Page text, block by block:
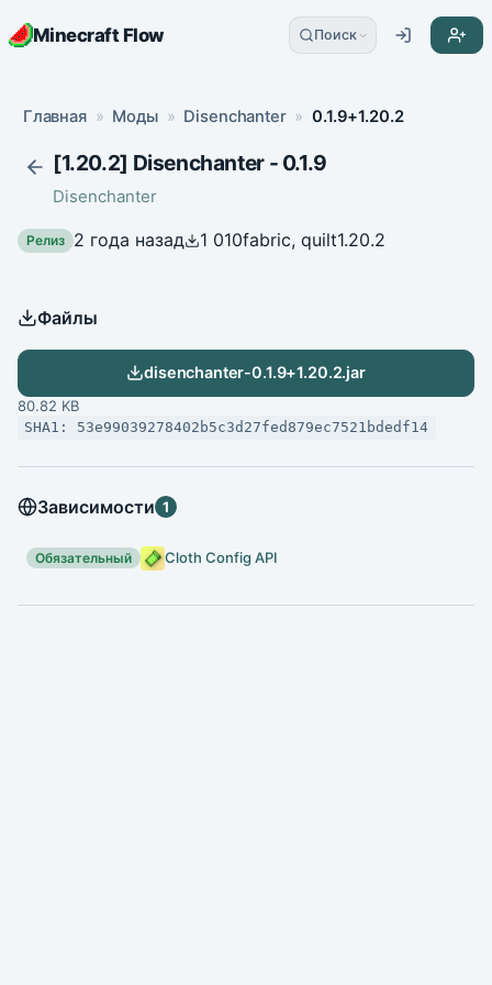
Minecraft Flow Поиск
Главная » Моды » Disenchanter » 0.1.9+1.20.2
[1.20.2] Disenchanter - 0.1.9
Disenchanter
Релиз 2 года назад 1 010fabric, quilt1.20.2
Файлы
disenchanter-0.1.9+1.20.2.jar
80.82 KB
SHA1: 53e99039278402b5c3d27fed879ec7521bdedf14
Зависимости 1
Обязательный Cloth Config API